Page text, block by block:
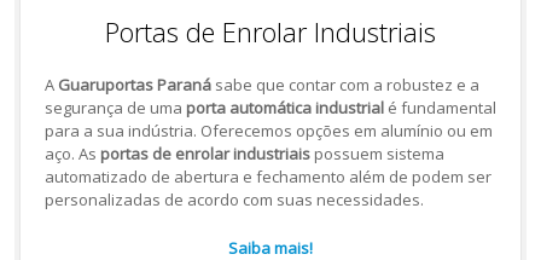
Portas de Enrolar Industriais
A Guaruportas Paranásabe que contar com a robustez e a
segurança de uma porta automática industrialé fundamental
para a sua indústria. Oferecemos opções em alumínio ou em
aço. As portas de enrolar industriaispossuem sistema
automatizado de abertura e fechamento além de podem ser
personalizadas de acordo com suas necessidades.
Saiba mais!